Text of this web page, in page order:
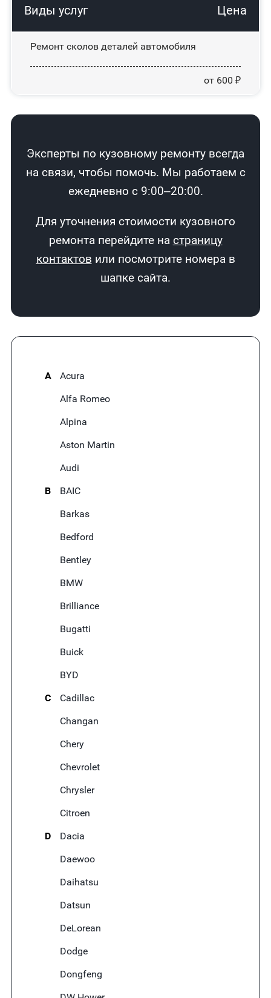
Виды услуг Цена
Ремонт сколов деталей автомобиля
от 600 ₽
Эксперты по кузовному ремонту всегда
на связи, чтобы помочь. Мы работаем с
ежедневно с 9:00–20:00.
Для уточнения стоимости кузовного
ремонта перейдите на страницу
контактов или посмотрите номера в
шапке сайта.
A
Acura
Alfa Romeo
Alpina
Aston Martin
Audi
B
BAIC
Barkas
Bedford
Bentley
BMW
Brilliance
Bugatti
Buick
BYD
C
Cadillac
Changan
Chery
Chevrolet
Chrysler
Citroen
D
Dacia
Daewoo
Daihatsu
Datsun
DeLorean
Dodge
Dongfeng